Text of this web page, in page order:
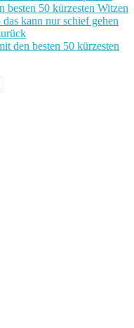
besten 50 kürzesten Witzen
kann nur schief gehen
den besten 50 kürzesten